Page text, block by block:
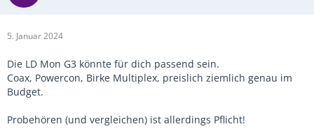
5. Januar 2024
Die LD Mon G3 könnte für dich passend sein.
Coax, Powercon, Birke Multiplex, preislich ziemlich genau im
Budget.
Probehören (und vergleichen) ist allerdings Pflicht!